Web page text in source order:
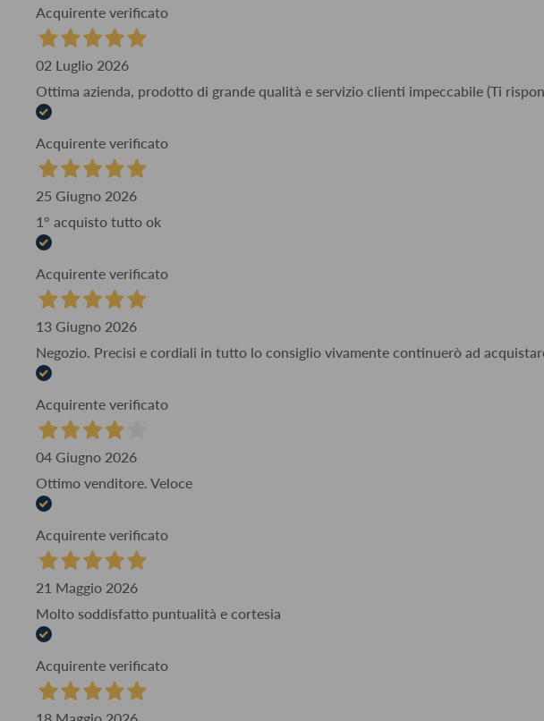
Acquirente verificato
02 Luglio 2026
Ottima azienda, prodotto di grande qualità e servizio clienti impeccabile (Ti
Acquirente verificato
25 Giugno 2026
1° acquisto tutto ok
Acquirente verificato
13 Giugno 2026
Negozio. Precisi e cordiali in tutto lo consiglio vivamente continuerò ad
Acquirente verificato
04 Giugno 2026
Ottimo venditore. Veloce
Acquirente verificato
21 Maggio 2026
Molto soddisfatto puntualità e cortesia
Acquirente verificato